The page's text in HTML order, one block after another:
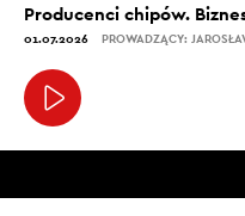
Producenci chipów.
01.07.2026 PROWADZĄCY: